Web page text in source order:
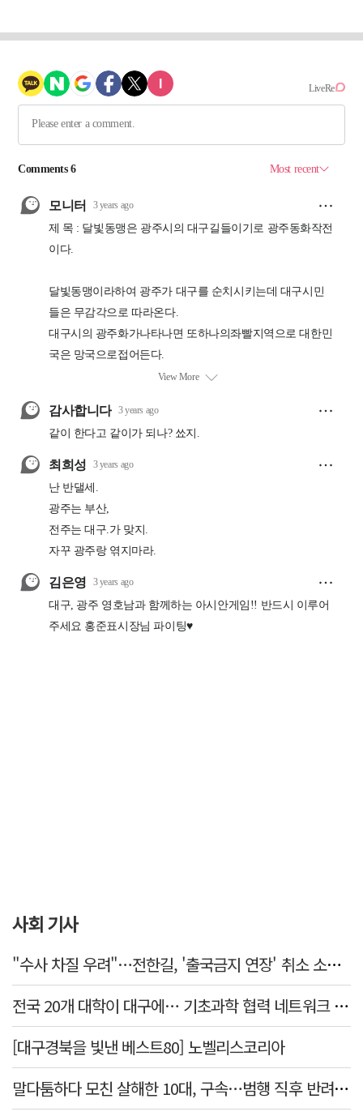
사회 기사
"수사 차질 우려"…전한길, '출국금지 연장' 취소 소송 패소
전국 20개 대학이 대구에… 기초과학 협력 네트워크 출범하다
[대구경북을 빛낸 베스트80] 노벨리스코리아
말다툼하다 모친 살해한 10대, 구속…범행 직후 반려견도 죽여